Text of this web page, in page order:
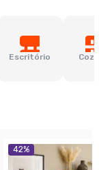
Escritório
42%